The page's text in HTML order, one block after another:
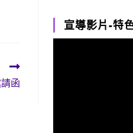
函
宣導影片-特